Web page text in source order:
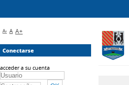
A- A A+
Conectarse
acceder a su cuenta